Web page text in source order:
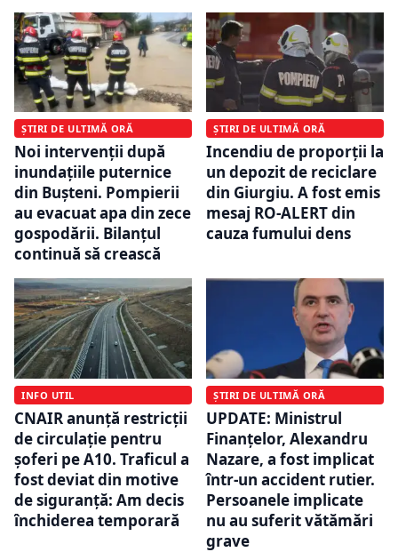
ȘTIRI DE ULTIMĂ ORĂ
Noi intervenții după
inundațiile puternice
din Bușteni. Pompierii
au evacuat apa din zece
gospodării. Bilanțul
continuă să crească
ȘTIRI DE ULTIMĂ ORĂ
Incendiu de proporții la
un depozit de reciclare
din Giurgiu. A fost emis
mesaj RO-ALERT din
cauza fumului dens
INFO UTIL
CNAIR anunță restricții
de circulație pentru
șoferi pe A10. Traficul a
fost deviat din motive
de siguranță: Am decis
închiderea temporară
ȘTIRI DE ULTIMĂ ORĂ
UPDATE: Ministrul
Finanțelor, Alexandru
Nazare, a fost implicat
într-un accident rutier.
Persoanele implicate
nu au suferit vătămări
grave